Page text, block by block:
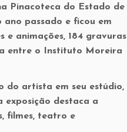
Pinacoteca do Estado de
passado e ficou em
e animações, 184 gravuras
entre o Instituto Moreira
do artista em seu estúdio,
exposição destaca a
filmes, teatro e